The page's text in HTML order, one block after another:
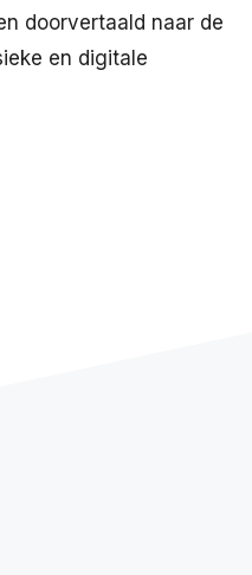
doorvertaald naar de
en digitale